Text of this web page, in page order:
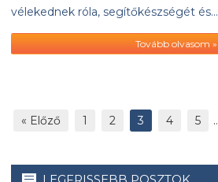
vélekednek róla, segítőkészségét és…
Tovább olvasom »
« Előző 1 2 3 4 5